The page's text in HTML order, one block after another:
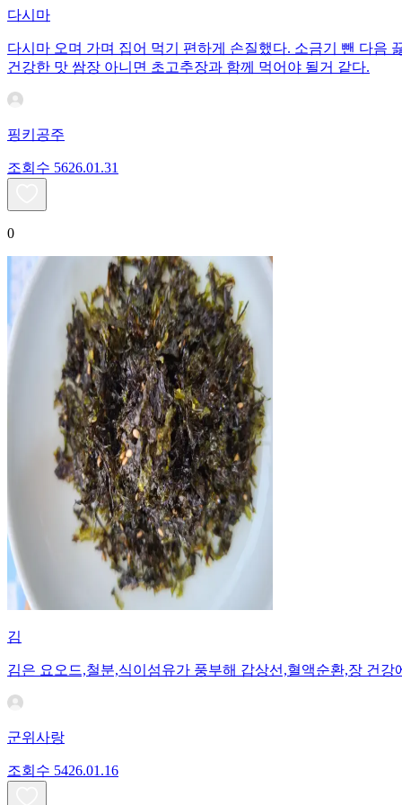
다시마
다시마 오며 가며 집어 먹기 편하게 손질했다. 소금기 뺀 다음
건강한 맛 쌈장 아니면 초고추장과 함께 먹어야 될거 같다.
핑키공주
조회수 5626.01.31
0
김
김은 요오드,철분,식이섬유가 풍부해 갑상선,혈액순환,장 건
군위사랑
조회수 5426.01.16